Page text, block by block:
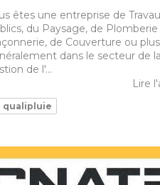
êtes une entreprise de
du Paysage, de Plomberie
de Couverture ou plus
dans le secteur de la
de l'...
Lire
qualipluie